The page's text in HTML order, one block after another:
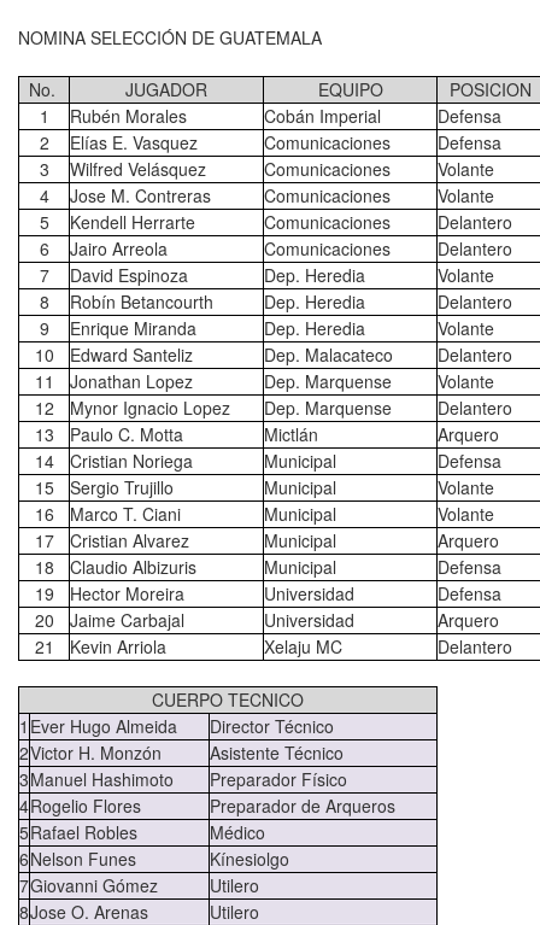
NOMINA SELECCIÓN DE GUATEMALA
No. JUGADOR EQUIPO
POSICION
1
Rubén Morales Cobán Imperial
Defensa
2
Elías E. Vasquez Comunicaciones
Defensa
3
Wilfred Velásquez Comunicaciones
Volante
4
Jose M. Contreras Comunicaciones
Volante
5
Kendell Herrarte Comunicaciones
Delantero
6
Jairo Arreola Comunicaciones
Delantero
7
David Espinoza Dep. Heredia
Volante
8
Robín Betancourth Dep. Heredia
Delantero
9
Enrique Miranda Dep. Heredia
Volante
10
Edward Santeliz Dep. Malacateco
Delantero
11
Jonathan Lopez Dep. Marquense
Volante
12
Mynor Ignacio Lopez Dep. Marquense
Delantero
13
Paulo C. Motta Mictlán
Arquero
14
Cristian Noriega Municipal
Defensa
15
Sergio Trujillo Municipal
Volante
16
Marco T. Ciani Municipal
Volante
17
Cristian Alvarez Municipal
Arquero
18
Claudio Albizuris Municipal
Defensa
19
Hector Moreira Universidad
Defensa
20
Jaime Carbajal Universidad
Arquero
21
Kevin Arriola Xelaju MC Delantero
CUERPO TECNICO
1 Ever Hugo Almeida
Director Técnico
2Victor H. Monzón
Asistente Técnico
3Manuel Hashimoto
Preparador Físico
4Rogelio Flores
Preparador de Arqueros
5Rafael Robles
Médico
6Nelson Funes
Kínesiolgo
7Giovanni Gómez
Utilero
8Jose O. Arenas
Utilero